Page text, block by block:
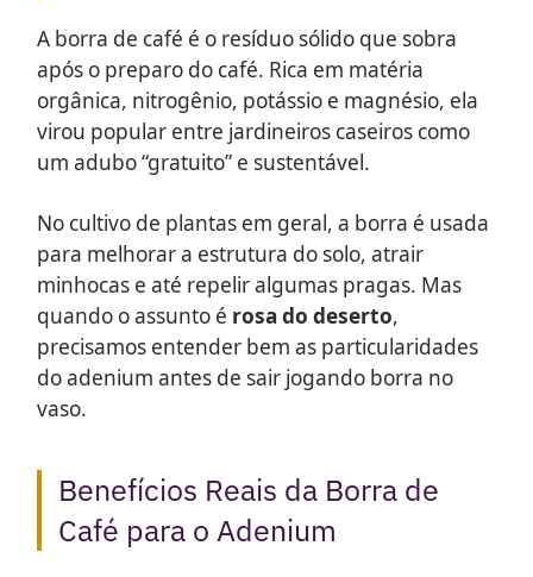
A borra de café é o resíduo sólido que sobra
após o preparo do café. Rica em matéria
orgânica, nitrogênio, potássio e magnésio, ela
virou popular entre jardineiros caseiros como
um adubo “gratuito” e sustentável.
No cultivo de plantas em geral, a borra é usada
para melhorar a estrutura do solo, atrair
minhocas e até repelir algumas pragas. Mas
quando o assunto é rosa do deserto,
precisamos entender bem as particularidades
do adenium antes de sair jogando borra no
vaso.
Benefícios Reais da Borra de
Café para o Adenium